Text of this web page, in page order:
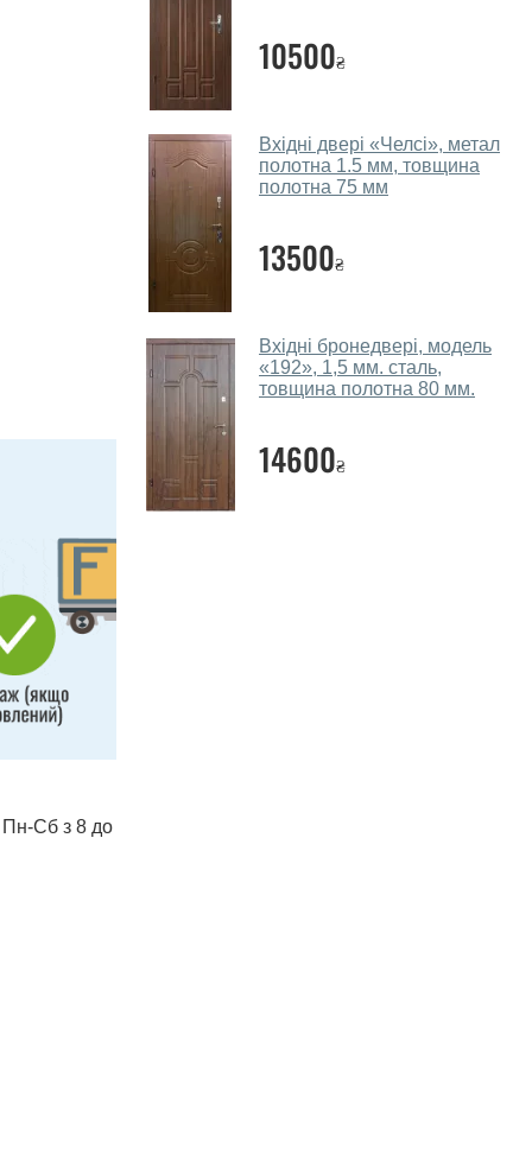
Пн-Сб з 8 до
10500₴
Вхідні двері «Челсі», метал
полотна 1.5 мм, товщина
полотна 75 мм
13500₴
Вхідні бронедвері, модель
«192», 1,5 мм. сталь,
товщина полотна 80 мм.
14600₴